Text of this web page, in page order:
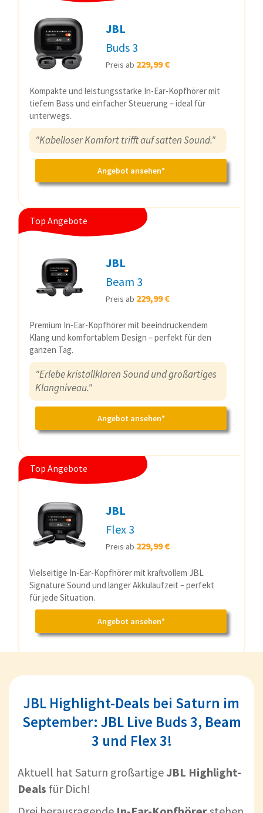
JBL
Buds 3
Preis ab 229,99 €
Kompakte und leistungsstarke In-Ear-Kopfhörer mit
tiefem Bass und einfacher Steuerung – ideal für
unterwegs.
"Kabelloser Komfort trifft auf satten Sound."
Angebot ansehen*
Top Angebote
JBL
Beam 3
Preis ab 229,99 €
Premium In-Ear-Kopfhörer mit beeindruckendem
Klang und komfortablem Design – perfekt für den
ganzen Tag.
"Erlebe kristallklaren Sound und großartiges
Klangniveau."
Angebot ansehen*
Top Angebote
JBL
Flex 3
Preis ab 229,99 €
Vielseitige In-Ear-Kopfhörer mit kraftvollem JBL
Signature Sound und langer Akkulaufzeit – perfekt
für jede Situation.
Angebot ansehen*
JBL Highlight-Deals bei Saturn im
September: JBL Live Buds 3, Beam
3 und Flex 3!
Aktuell hat Saturn großartigeJBL Highlight-
Deals für Dich!